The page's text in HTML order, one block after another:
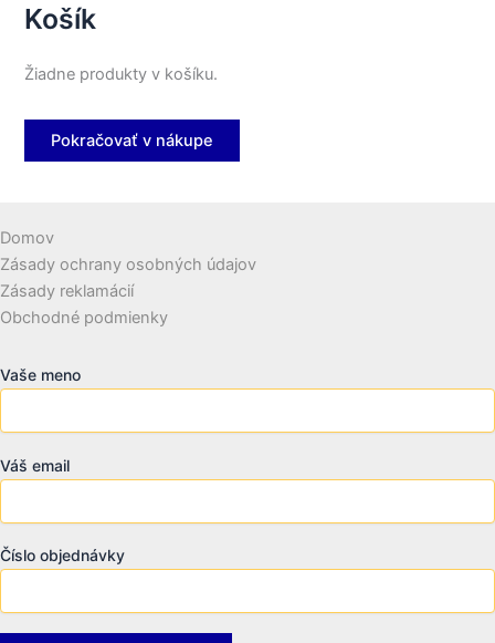
Košík
Žiadne produkty v košíku.
Pokračovať v nákupe
Domov
Zásady ochrany osobných údajov
Zásady reklamácií
Obchodné podmienky
Vaše meno
Váš email
Číslo objednávky